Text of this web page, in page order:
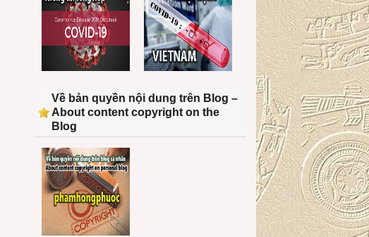
Về bản quyền nội dung trên Blog –
About content copyright on the
Blog